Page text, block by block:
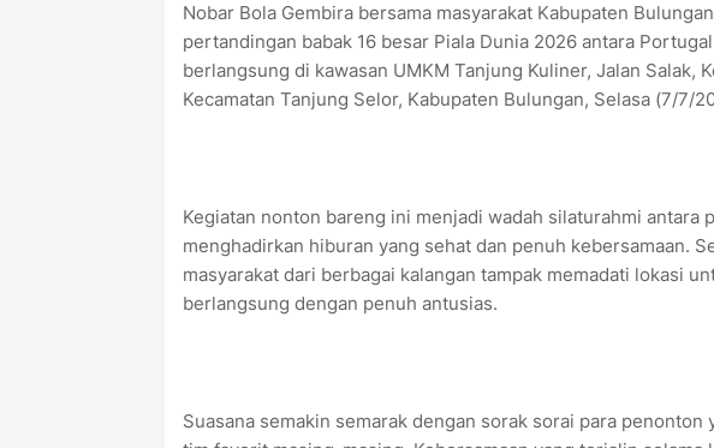
Nobar Bola Gembira bersama masyarakat Kabupaten
pertandingan babak 16 besar Piala Dunia 2026 antara
berlangsung di kawasan UMKM Tanjung Kuliner, Jalan Salak,
Kecamatan Tanjung Selor, Kabupaten Bulungan, Selasa (7/7/
‎Kegiatan nonton bareng ini menjadi wadah silaturahmi antara
menghadirkan hiburan yang sehat dan penuh kebersamaan.
masyarakat dari berbagai kalangan tampak memadati lokasi
berlangsung dengan penuh antusias.
‎Suasana semakin semarak dengan sorak sorai para